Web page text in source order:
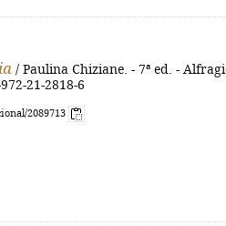
/ Paulina Chiziane. - 7ª ed. -
21-2818-6
2089713